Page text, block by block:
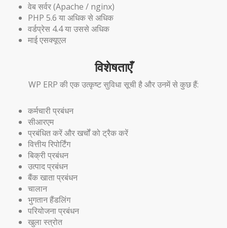
वेब सर्वर (Apache / nginx)
PHP 5.6 या अधिक से अधिक
वर्डप्रेस 4.4 या उससे अधिक
माई एसक्यूएल
विशेषताएँ
WP ERP की एक उत्कृष्ट सुविधा सूची है और उनमें से कुछ हैं:
कर्मचारी प्रबंधन
सीआरएम
प्रबंधित करें और खर्चों को ट्रैक करें
वित्तीय रिपोर्टिंग
बिक्री प्रबंधन
उत्पाद प्रबंधन
बैंक खाता प्रबंधन
चालान
भुगतान हैंडलिंग
परियोजना प्रबंधन
खुला स्त्रोत